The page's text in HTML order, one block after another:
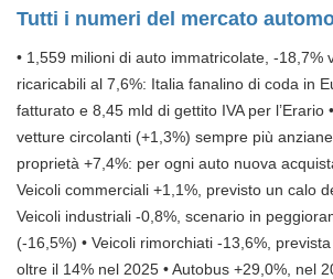
Tutti i numeri del mercato
• 1,559 milioni di auto immatricolate, -18,7%
ricaricabili al 7,6%: Italia fanalino di coda in
fatturato e 8,45 mld di gettito IVA per l’Erario
vetture circolanti (+1,3%) sempre più
proprietà +7,4%: per ogni auto nuova
Veicoli commerciali +1,1%, previsto un calo
Veicoli industriali -0,8%, scenario in
(-16,5%) • Veicoli rimorchiati -13,6%,
oltre il 14% nel 2025 • Autobus +29,0%, nel